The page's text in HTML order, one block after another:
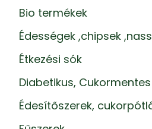
Bio termékek
Édességek ,chipsek
Étkezési sók
Diabetikus, Cukormentes
Édesítőszerek,